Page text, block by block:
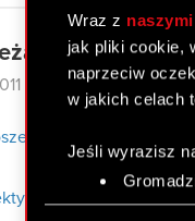
Wraz z
jak pliki cookie,
naprzeciw
w jakich celach
Jeśli wyrazisz
nr 69/2011
o zwołaniu
uchwał